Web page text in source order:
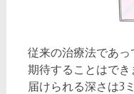
従来の治療法であ
期待することはで
届けられる深さは3